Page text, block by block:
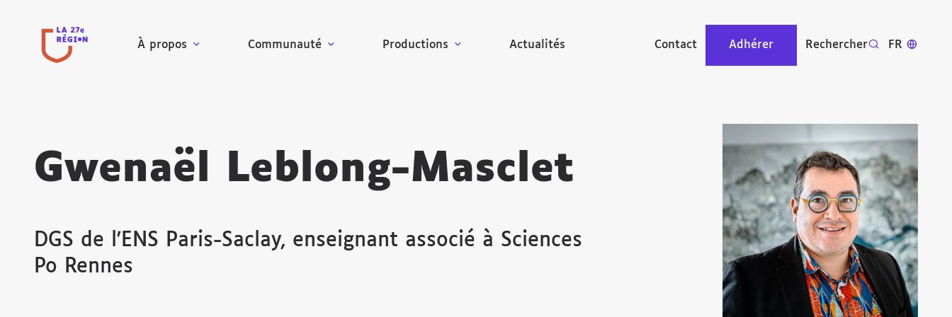
À propos Communauté Productions Actualités Contact Adhérer Rechercher FR
Gwenaël Leblong-Masclet
DGS de l'ENS Paris-Saclay, enseignant associé à Sciences
Po Rennes